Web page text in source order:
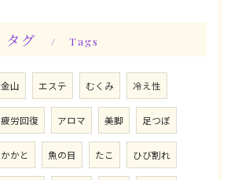
タグ Tags
金山 エステ むくみ 冷え性
疲労回復 アロマ 美脚 足つぼ
かかと 魚の目 たこ ひび割れ